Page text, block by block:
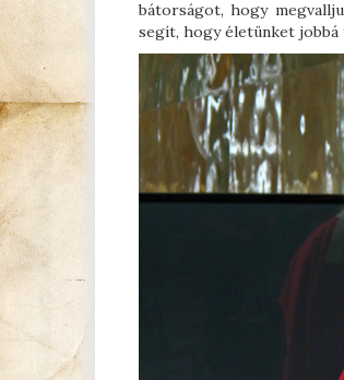
bátorságot, hogy
segít, hogy életünket jobbá